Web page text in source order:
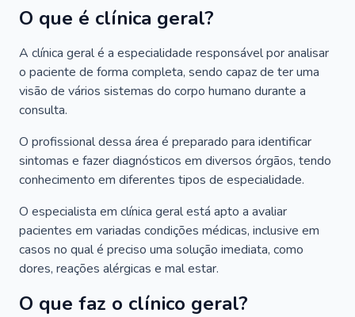
O que é clínica geral?
A clínica geral é a especialidade responsável por analisar
o paciente de forma completa, sendo capaz de ter uma
visão de vários sistemas do corpo humano durante a
consulta.
O profissional dessa área é preparado para identificar
sintomas e fazer diagnósticos em diversos órgãos, tendo
conhecimento em diferentes tipos de especialidade.
O especialista em clínica geral está apto a avaliar
pacientes em variadas condições médicas, inclusive em
casos no qual é preciso uma solução imediata, como
dores, reações alérgicas e mal estar.
O que faz o clínico geral?